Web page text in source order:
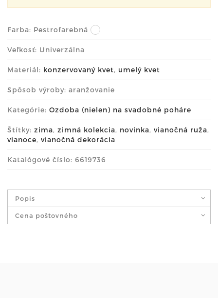
Farba: Pestrofarebná
Veľkosť: Univerzálna
Materiál: konzervovaný kvet, umelý kvet
Spôsob výroby: aranžovanie
Kategórie: Ozdoba (nielen) na svadobné poháre
Štítky: zima, zimná kolekcia, novinka, vianočná ruža,
vianoce, vianočná dekorácia
Katalógové číslo: 6619736
Popis
Cena poštovného